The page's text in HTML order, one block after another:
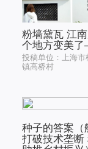
粉墙黛瓦 江
个地方变美
投稿单位：上海市
镇高桥村
种子的答案（
打破技术垄断